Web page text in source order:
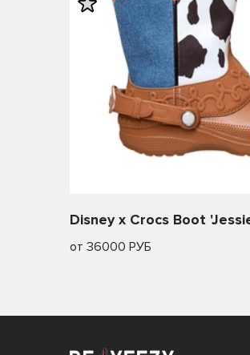
Disney x Crocs Boot
от 36000 РУБ